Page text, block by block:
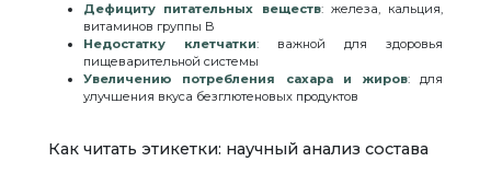
Дефициту питательных веществ: железа, кальция,
витаминов группы B
Недостатку клетчатки: важной для здоровья
пищеварительной системы
Увеличению потребления сахара и жиров: для
улучшения вкуса безглютеновых продуктов
Как читать этикетки: научный анализ состава